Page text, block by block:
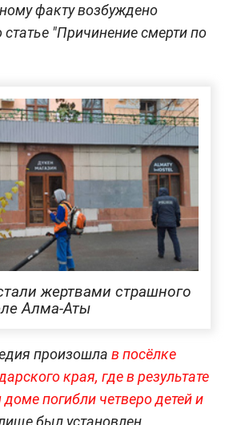
факту возбуждено
статье "Причинение смерти по
жертвами страшного
Алма-Аты
произошла в посёлке
края, где в результате
погибли четверо детей и
был установлен